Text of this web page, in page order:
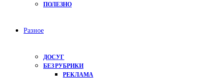
ПОЛЕЗНО
Разное
ДОСУГ
БЕЗ РУБРИКИ
РЕКЛАМА